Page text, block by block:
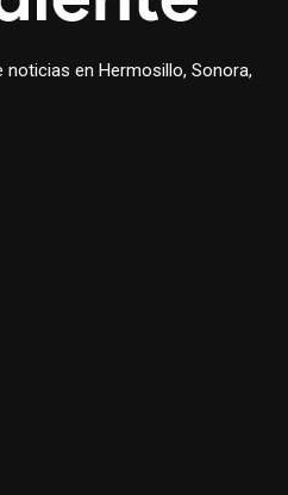
en Hermosillo, Sonora,